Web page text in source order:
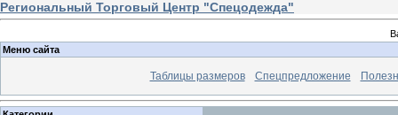
Региональный Торговый Центр "Спецодежда"
Меню сайта
Таблицы размеров Спецпредложение